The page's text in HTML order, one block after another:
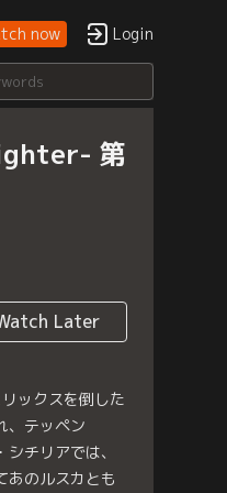
now Login
第
Later
ックスを倒した
、テッペン
チリアでは、
あのルスカとも